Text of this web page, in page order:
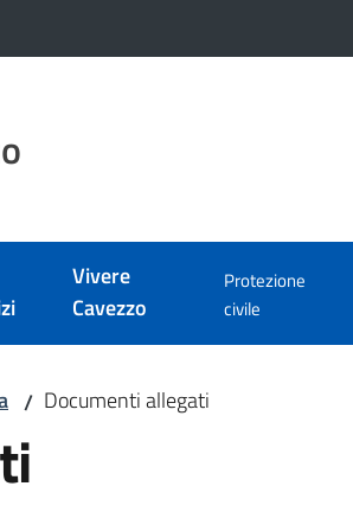
Vivere
Cavezzo
Protezione
civile
/ Documenti allegati